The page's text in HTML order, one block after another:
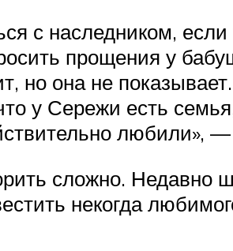
с наследником,
прощения у
но она не
у Сережи есть
любили»,
сложно. Недавно
некогда